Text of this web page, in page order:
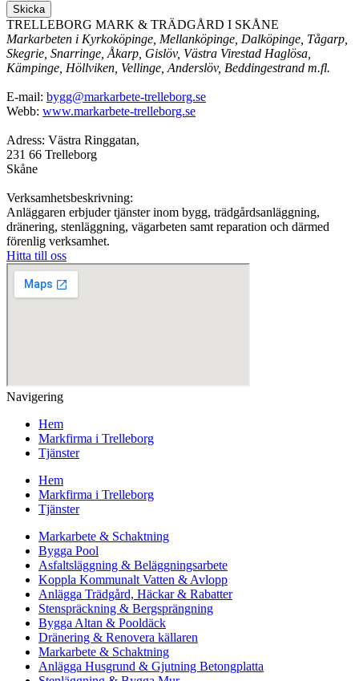
Skicka
TRELLEBORG MARK & TRÄDGÅRD I SKÅNE
Markarbeten i Kyrkoköpinge, Mellanköpinge, Dalköpinge, Tågarp,
Skegrie, Snarringe, Åkarp, Gislöv, Västra Virestad Haglösa,
Kämpinge, Höllviken, Vellinge, Anderslöv, Beddingestrand m.fl.
E-mail: bygg@markarbete-trelleborg.se
Webb: www.markarbete-trelleborg.se
Adress: Västra Ringgatan,
231 66 Trelleborg
Skåne
Verksamhetsbeskrivning:
Anläggaren erbjuder tjänster inom bygg, trädgårdsanläggning,
dränering, stenläggning, vägarbeten samt reparation och därmed
förenlig verksamhet.
Hitta till oss
Navigering
Hem
Markfirma i Trelleborg
Tjänster
Hem
Markfirma i Trelleborg
Tjänster
Markarbete & Schaktning
Bygga Pool
Asfaltsläggning & Beläggningsarbete
Koppla Kommunalt Vatten & Avlopp
Anlägga Trädgård, Häckar & Rabatter
Stenspräckning & Bergsprängning
Bygga Altan & Pooldäck
Dränering & Renovera källaren
Markarbete & Schaktning
Anlägga Husgrund & Gjutning Betongplatta